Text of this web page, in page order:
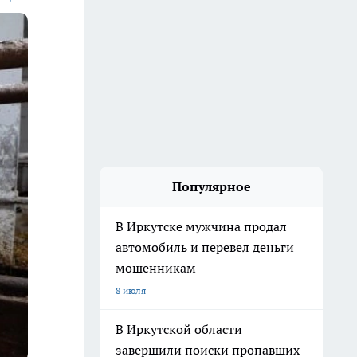
Популярное
В Иркутске мужчина продал
автомобиль и перевел деньги
мошенникам
8 июля
В Иркутской области
завершили поиски пропавших